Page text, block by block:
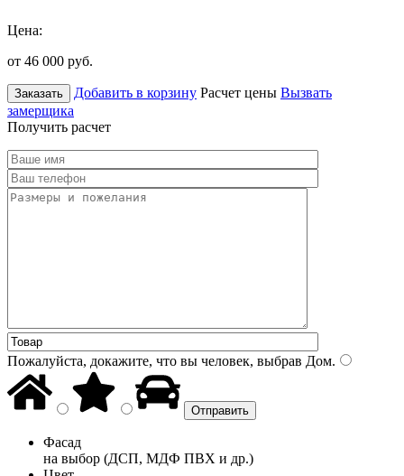
Цена:
от 46 000 руб.
Заказать Добавить в корзину Расчет цены Вызвать
замерщика
Получить расчет
Пожалуйста, докажите, что вы человек, выбрав Дом.
Фасад
на выбор (ДСП, МДФ ПВХ и др.)